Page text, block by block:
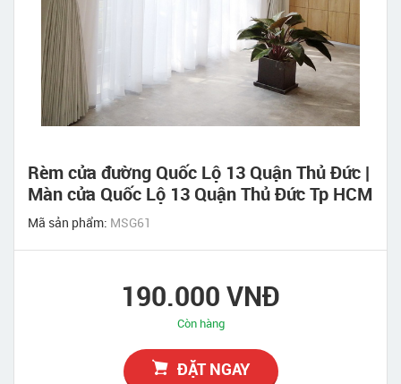
Rèm cửa đường Quốc Lộ 13 Quận Thủ Đức |
Màn cửa Quốc Lộ 13 Quận Thủ Đức Tp HCM
Mã sản phẩm: MSG61
190.000 VNĐ
Còn hàng
ĐẶT NGAY